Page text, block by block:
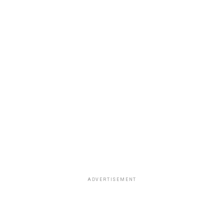
ADVERTISEMENT